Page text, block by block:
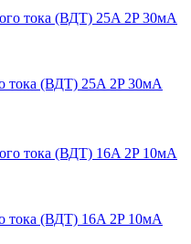
тока (ВДТ) 25A 2P 30мА
тока (ВДТ) 16A 2P 10мА